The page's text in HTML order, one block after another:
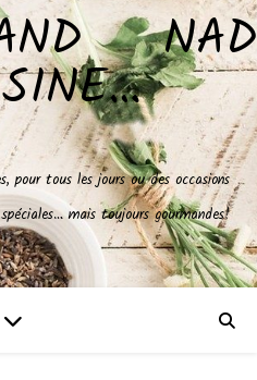
NAD
tous les jours ou des occasions
mais toujours gourmandes!